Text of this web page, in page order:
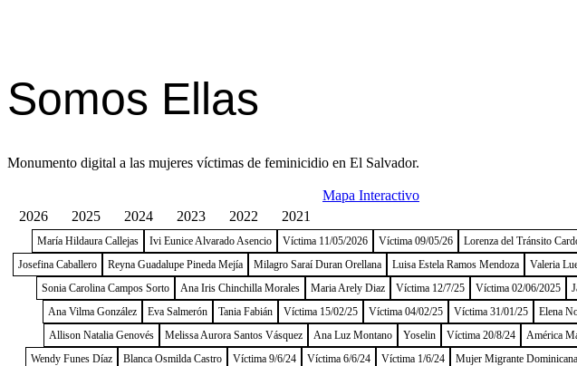
Somos Ellas
Monumento digital a las mujeres víctimas de feminicidio en El Salvador.
Mapa Interactivo
2026
2025 2024 2023 2022 2021
María Hildaura Callejas Ivi Eunice Alvarado Asencio Víctima 11/05/2026 Víctima 09/05/26 Lorenza del Tránsito
Josefina Caballero
Reyna Guadalupe Pineda Mejía Milagro Saraí Duran Orellana Luisa Estela Ramos Mendoza Valeria
Sonia Carolina Campos Sorto
Ana Iris Chinchilla Morales Maria Arely Diaz Víctima 12/7/25 Víctima 02/06/2025
Ana Vilma González
Eva Salmerón Tania Fabián Víctima 15/02/25 Víctima 04/02/25 Víctima 31/01/25 Elena
Allison Natalia Genovés
Melissa Aurora Santos Vásquez Ana Luz Montano Yoselin Víctima 20/8/24 América
Wendy Funes Díaz
Blanca Osmilda Castro Víctima 9/6/24 Víctima 6/6/24 Víctima 1/6/24 Mujer Migrante Dominicana